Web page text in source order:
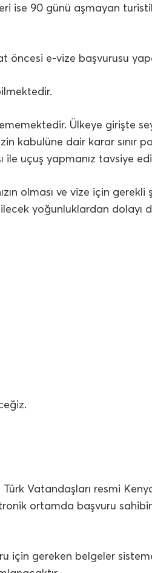
ise 90 günü aşmayan
öncesi e-vize başvurusu
Ülkeye girişte
kabulüne dair karar sınır
ile uçuş yapmanız tavsiye
olması ve vize için gerekli
yoğunluklardan dolayı
Vatandaşları resmi
ortamda başvuru
gereken belgeler